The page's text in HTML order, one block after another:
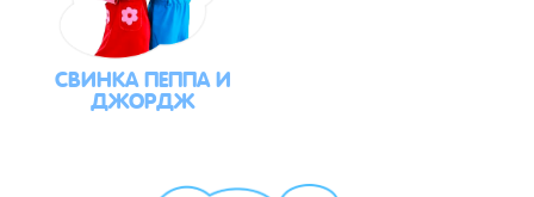
СВИНКА ПЕППА И
ДЖОРДЖ